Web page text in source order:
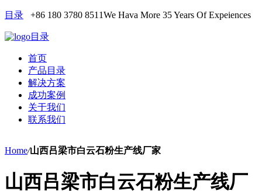
目录 +86 180 3780 8511We Hava More 35 Years Of Expeiences
目录
首页
产品目录
解决方案
成功案例
关于我们
联系我们
Home/山西吕梁市白云石粉生产线厂家
山西吕梁市白云石粉生产线厂